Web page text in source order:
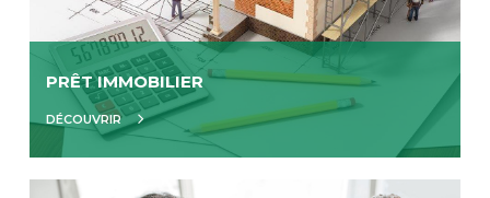
PRÊT IMMOBILIER
DÉCOUVRIR